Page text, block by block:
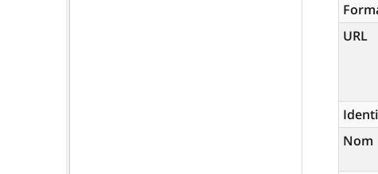
URL
Nom